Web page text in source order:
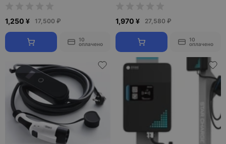
1,250 ¥ 17,500 ₽
10
оплачено
1,970 ¥ 27,580 ₽
10
оплачено